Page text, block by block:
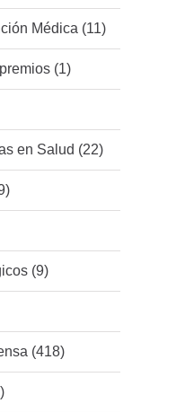
Médica (11)
(1)
en Salud (22)
(9)
(418)